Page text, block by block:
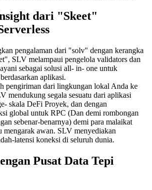
dari "Skeet"
pengalaman dari "solv" dengan kerangka
SLV melampaui pengelola validators dan
sebagai solusi all- in- one untuk
aplikasi.
pengiriman dari lingkungan lokal Anda ke
mendukung segala sesuatu dari aplikasi
skala DeFi Proyek, dan dengan
global untuk RPC (Dan demi rombongan
sebenar-benarnya) demi para malaikat
mengarak awan. SLV menyediakan
latensi koneksi di seluruh dunia.
Pusat Data Tepi